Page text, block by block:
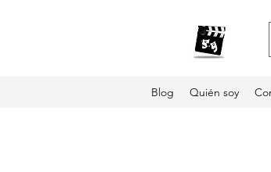
Blog Quién soy